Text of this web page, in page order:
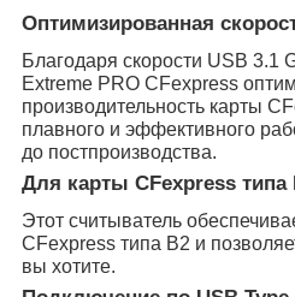
Оптимизированная
Благодаря скорости USB 3.1
Extreme PRO CFexpress
производительность карты
плавного и эффективного
до постпроизводства.
Для карты CFexpress типа
Этот считыватель
CFexpress типа B2 и
вы хотите.